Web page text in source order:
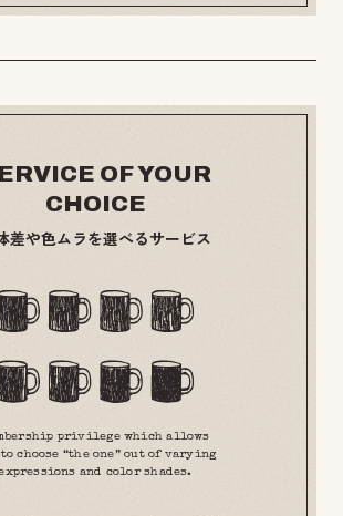
OF YOUR
CHOICE
差や色ムラを選べるサービス
privilege which allows
choose “the one” out of varying
and color shades.